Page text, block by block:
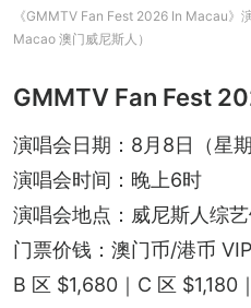
《GMMTV Fan Fest 2026 In Macau》
Macao 澳门威尼斯人）
GMMTV Fan Fest
演唱会日期：8月8日（星期
演唱会时间：晚上6时
演唱会地点：威尼斯人综
门票价钱：澳门币/港币
B 区 $1,680｜C 区 $1,180